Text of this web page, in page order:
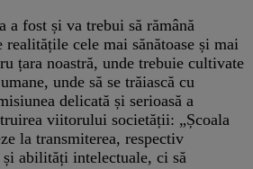
a fost și va trebui să rămână
realitățile cele mai sănătoase și mai
țara noastră, unde trebuie cultivate
unde să se trăiască cu
delicată și serioasă a
viitorului societății: „Școala
la transmiterea, respectiv
abilități intelectuale, ci să